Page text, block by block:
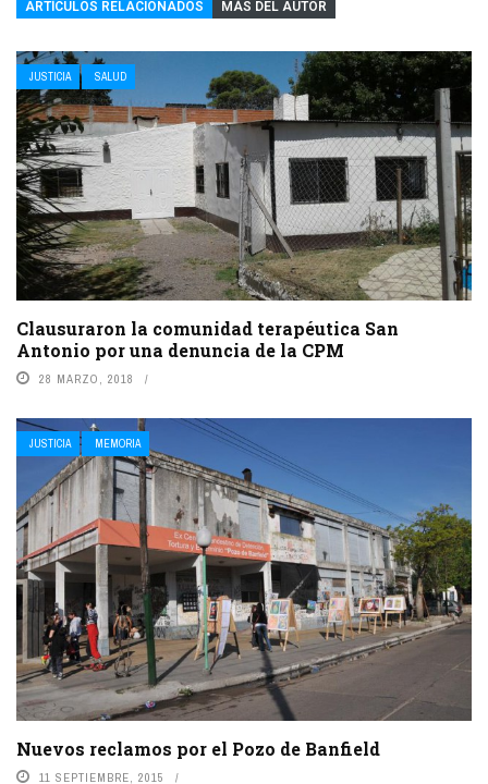
ARTÍCULOS RELACIONADOS MÁS DEL AUTOR
JUSTICIA SALUD
Clausuraron la comunidad terapéutica San
Antonio por una denuncia de la CPM
28 MARZO, 2018
JUSTICIA MEMORIA
Nuevos reclamos por el Pozo de Banfield
11 SEPTIEMBRE, 2015